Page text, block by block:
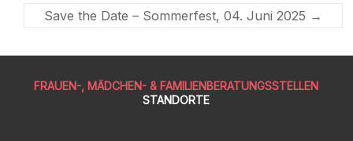
Save the Date – Sommerfest, 04. Juni 2025 →
FRAUEN-, MÄDCHEN- & FAMILIENBERATUNGSSTELLEN
STANDORTE